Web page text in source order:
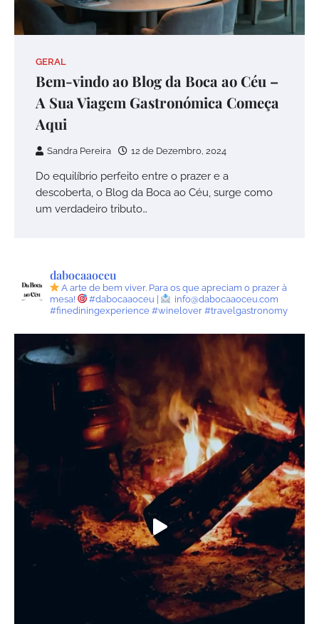
GERAL
Bem-vindo ao Blog da Boca ao Céu –
A Sua Viagem Gastronómica Começa
Aqui
Sandra Pereira 12 de Dezembro, 2024
Do equilíbrio perfeito entre o prazer e a
descoberta, o Blog da Boca ao Céu, surge como
um verdadeiro tributo…
dabocaaoceu
A arte de bem viver. Para os que apreciam o prazer à
mesa!
#dabocaaoceu |
info@dabocaaoceu.com
#finediningexperience #winelover #travelgastronomy